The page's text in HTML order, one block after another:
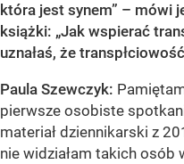
która jest synem” – mówi
książki: „Jak wspierać
uznałaś, że
Paula Szewczyk:
pierwsze osobiste
materiał dziennikarski z
nie widziałam takich osób